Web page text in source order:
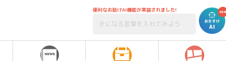
便利なお助けAI機能が実装されました!